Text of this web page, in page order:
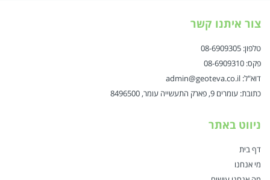
צור איתנו קשר
טלפון: 08-6909305
פקס: 08-6909310
דוא"ל: admin@geoteva.co.il
כתובת: עומרים 9, פארק התעשייה עומר, 8496500
ניווט באתר
דף בית
מי אנחנו